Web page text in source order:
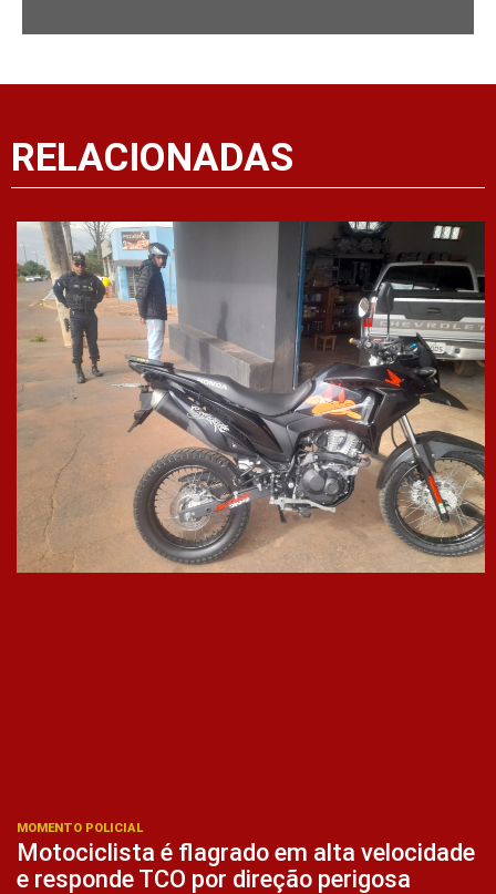
RELACIONADAS
MOMENTO POLICIAL
Motociclista é flagrado em alta velocidade
e responde TCO por direção perigosa